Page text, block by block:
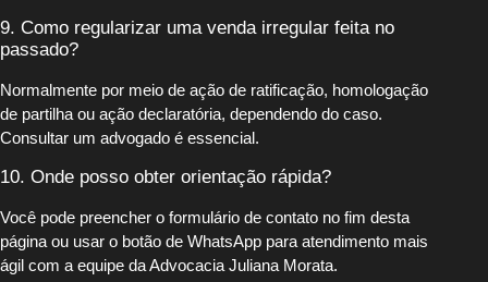
9. Como regularizar uma venda irregular feita no
passado?
Normalmente por meio de ação de ratificação, homologação
de partilha ou ação declaratória, dependendo do caso.
Consultar um advogado é essencial.
10. Onde posso obter orientação rápida?
Você pode preencher o formulário de contato no fim desta
página ou usar o botão de WhatsApp para atendimento mais
ágil com a equipe da Advocacia Juliana Morata.